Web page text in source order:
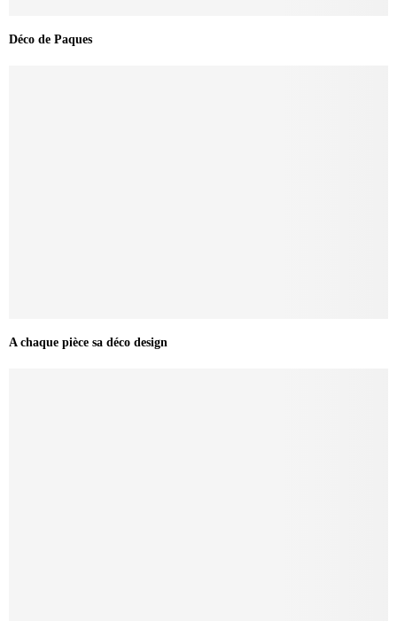
Déco de Paques
A chaque pièce sa déco design